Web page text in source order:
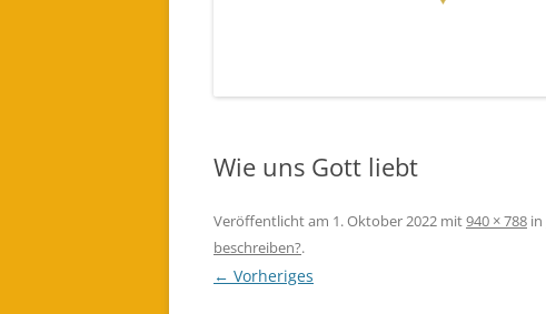
Wie uns Gott liebt
Veröffentlicht am 1. Oktober 2022 mit940 × 788 in
beschreiben?.
← Vorheriges